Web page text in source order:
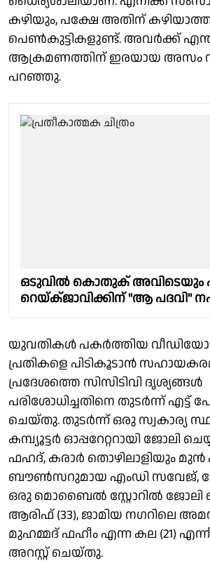
കഴിയും, പക്ഷേ അതിന് കഴിയാത്ത
പെൺകുട്ടികളുണ്ട്. അവർക്ക് എന്ത്
ആക്രമണത്തിന് ഇരയായ അസം
പറഞ്ഞു.
ഒടുവില്‍ കൊതുക് അവിടെയും
റെയ്‌ക്‌ജാവിക്കിന് "ആ പദവി"
യുവതികൾ പകർത്തിയ
പ്രതികളെ പിടികൂടാൻ
പ്രദേശത്തെ സിസിടിവി ദൃശ്യങ്ങൾ
പരിശോധിച്ചതിനെ തുടർന്ന് എട്ട്
ചെയ്തു. തുടർന്ന് ഒരു സ്വകാര്യ
കമ്പ്യൂട്ടർ ഓപ്പറേറ്ററായി ജോലി
ഫഹദ്, കരാർ തൊഴിലാളിയും മുൻ
ബൗൺസറുമായ എംഡി സവേജ്,
ഒരു മൊബൈൽ സ്റ്റോറിൽ ജോലി
ആരിഫ് (33), ജാമിയ നഗറിലെ
മുഹമ്മദ് ഫഹീം എന്ന കല (21)
അറസ്റ്റ് ചെയ്തു.